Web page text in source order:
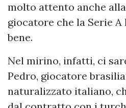
molto attento anche
giocatore che la Serie
bene.
Nel mirino, infatti, ci
Pedro, giocatore
naturalizzato italiano,